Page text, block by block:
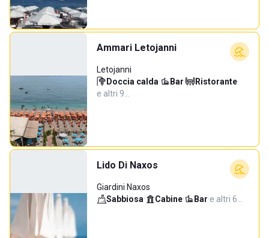
Ammari Letojanni
Letojanni
Doccia calda· Bar· Ristorante·
e altri 9…
Lido Di Naxos
Giardini Naxos
Sabbiosa· Cabine· Bar·e altri 6…